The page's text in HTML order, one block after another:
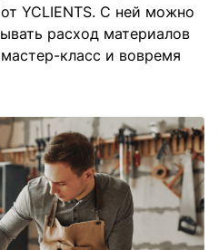
YCLIENTS. С ней можно
расход материалов
класс и вовремя